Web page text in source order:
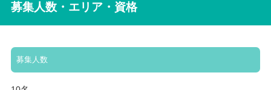
募集人数・エリア・資格
募集人数